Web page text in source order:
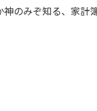
のみぞ知る、家計